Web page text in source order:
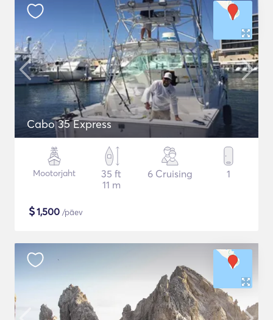
Cabo 35 Express
Mootorjaht
35 ft
11 m
6 Cruising 1
$1,500 /päev